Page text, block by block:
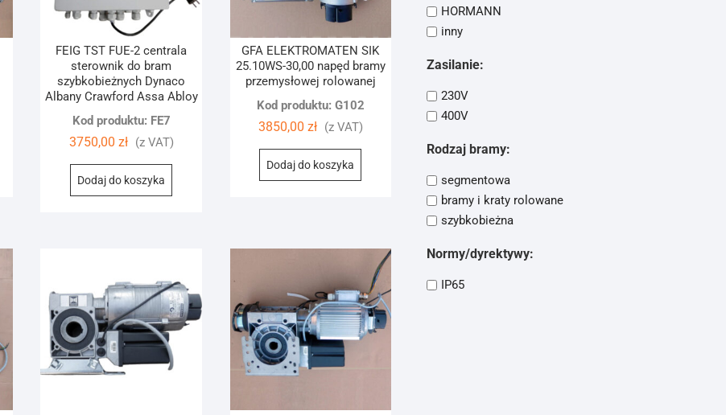
FEIG TST FUE-2 centrala
sterownik do bram
szybkobieżnych Dynaco
Albany Crawford Assa Abloy
Kod produktu: FE7
3750,00 zł (z VAT)
Dodaj do koszyka
GFA ELEKTROMATEN SIK
25.10WS-30,00 napęd bramy
przemysłowej rolowanej
Kod produktu: G102
3850,00 zł (z VAT)
Dodaj do koszyka
HORMANN
inny
Zasilanie:
230V
400V
Rodzaj bramy:
segmentowa
bramy i kraty rolowane
szybkobieżna
Normy/dyrektywy:
IP65